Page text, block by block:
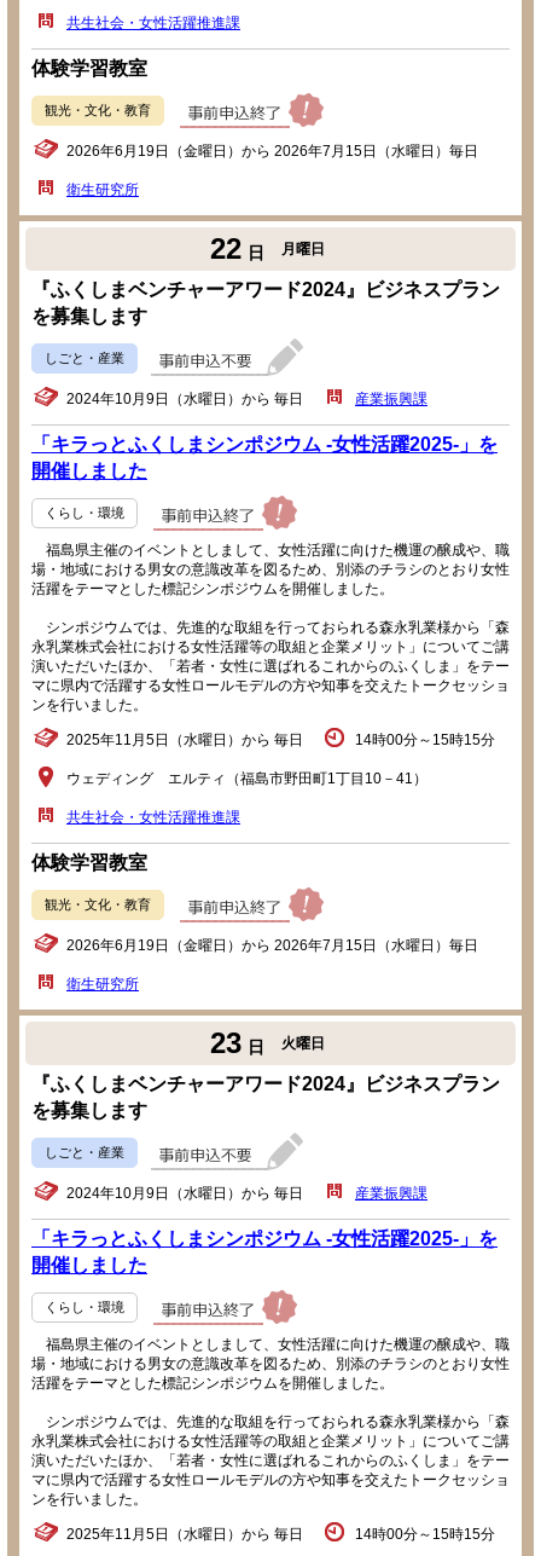
共生社会・女性活躍推進課
体験学習教室
観光・文化・教育
2026年6月19日（金曜日）から 2026年7月15日（水曜日）毎日
衛生研究所
22 日 月曜日
『ふくしまベンチャーアワード2024』ビジネスプラン
を募集します
しごと・産業
2024年10月9日（水曜日）から 毎日 産業振興課
「キラっとふくしまシンポジウム -女性活躍2025-」を
開催しました
くらし・環境
福島県主催のイベントとしまして、女性活躍に向けた機運の醸成や、職
場・地域における男女の意識改革を図るため、別添のチラシのとおり女性
活躍をテーマとした標記シンポジウムを開催しました。
シンポジウムでは、先進的な取組を行っておられる森永乳業様から「森
永乳業株式会社における女性活躍等の取組と企業メリット」についてご講
演いただいたほか、「若者・女性に選ばれるこれからのふくしま」をテー
マに県内で活躍する女性ロールモデルの方や知事を交えたトークセッショ
ンを行いました。
2025年11月5日（水曜日）から 毎日 14時00分～15時15分
ウェディング エルティ（福島市野田町1丁目10－41）
共生社会・女性活躍推進課
体験学習教室
観光・文化・教育
2026年6月19日（金曜日）から 2026年7月15日（水曜日）毎日
衛生研究所
23 日 火曜日
『ふくしまベンチャーアワード2024』ビジネスプラン
を募集します
しごと・産業
2024年10月9日（水曜日）から 毎日 産業振興課
「キラっとふくしまシンポジウム -女性活躍2025-」を
開催しました
くらし・環境
福島県主催のイベントとしまして、女性活躍に向けた機運の醸成や、職
場・地域における男女の意識改革を図るため、別添のチラシのとおり女性
活躍をテーマとした標記シンポジウムを開催しました。
シンポジウムでは、先進的な取組を行っておられる森永乳業様から「森
永乳業株式会社における女性活躍等の取組と企業メリット」についてご講
演いただいたほか、「若者・女性に選ばれるこれからのふくしま」をテー
マに県内で活躍する女性ロールモデルの方や知事を交えたトークセッショ
ンを行いました。
2025年11月5日（水曜日）から 毎日 14時00分～15時15分